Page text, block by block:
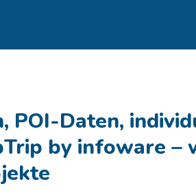
POI-Daten,
by infoware